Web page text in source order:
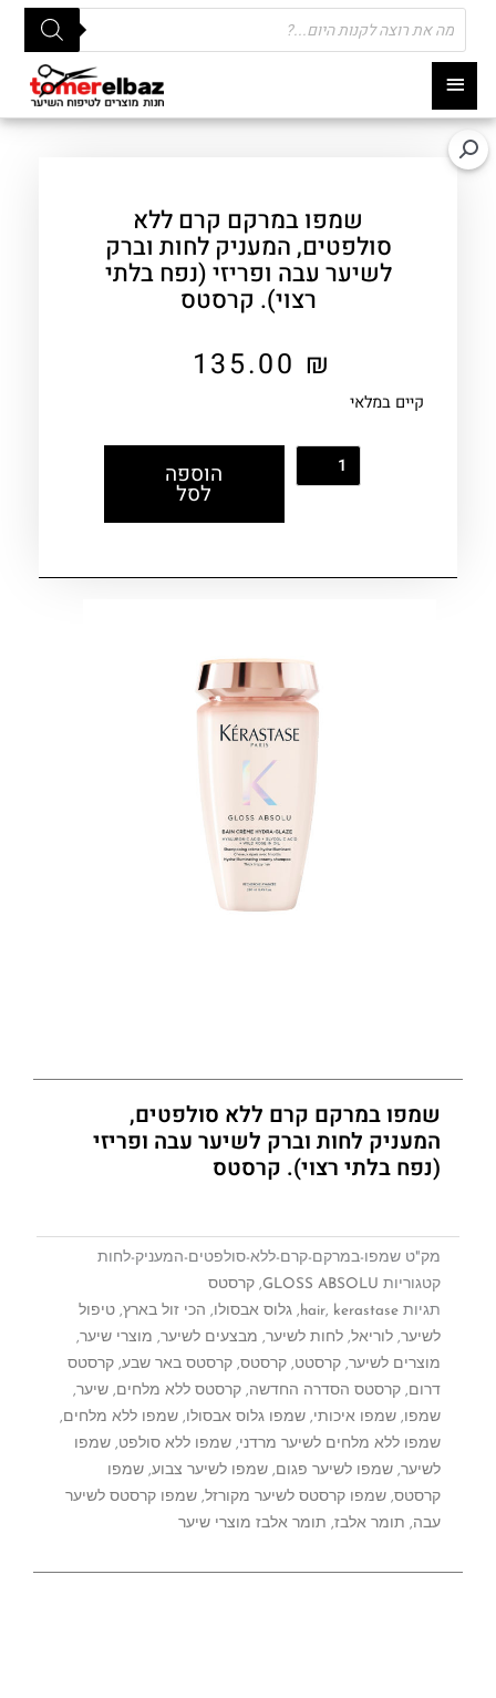
תפריט
ראשי
Products
search
שמפו במרקם קרם ללא
סולפטים, המעניק לחות וברק
לשיער עבה ופריזי (נפח בלתי
רצוי). קרסטס
135.00 ₪
קיים במלאי
הוספה
לסל
שמפו במרקם קרם ללא סולפטים,
המעניק לחות וברק לשיער עבה ופריזי
(נפח בלתי רצוי). קרסטס
מק"ט שמפו-במרקם-קרם-ללא-סולפטים-המעניק-לחות
קטגוריות GLOSS ABSOLU
, קרסטס
תגיות
hair, kerastase
, גלוס אבסולו, הכי זול בארץ, טיפול
לשיער, לוריאל, לחות לשיער, מבצעים לשיער, מוצרי שיער,
מוצרים לשיער, קרסטט, קרסטס, קרסטס באר שבע, קרסטס
דרום, קרסטס הסדרה החדשה, קרסטס ללא מלחים, שיער,
שמפו, שמפו איכותי, שמפו גלוס אבסולו, שמפו ללא מלחים,
שמפו ללא מלחים לשיער מרדני, שמפו ללא סולפט, שמפו
לשיער, שמפו לשיער פגום, שמפו לשיער צבוע, שמפו
קרסטס, שמפו קרסטס לשיער מקורזל, שמפו קרסטס לשיער
עבה, תומר אלבז, תומר אלבז מוצרי שיער